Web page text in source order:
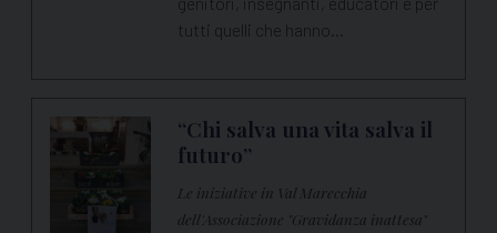
tutti quelli che hanno…
“Chi salva una vita salva il
futuro”
Le iniziative in Val Marecchia
dell'Associazione "Gravidanza inattesa"